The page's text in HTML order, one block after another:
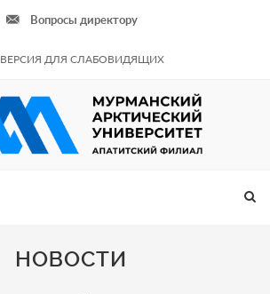
Вопросы директору
ВЕРСИЯ ДЛЯ СЛАБОВИДЯЩИХ
НОВОСТИ